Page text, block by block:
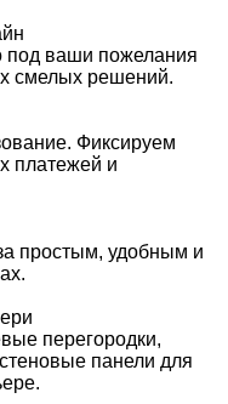
под ваши пожелания
смелых решений.
Фиксируем
платежей и
простым, удобным и
перегородки,
панели для